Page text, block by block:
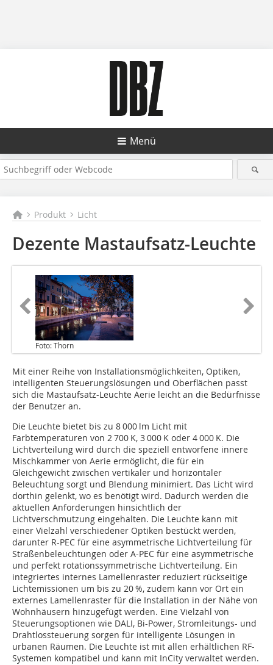
Menü
Produkt Licht
Dezente Mastaufsatz-Leuchte
Foto: Thorn
Mit einer Reihe von Installationsmöglichkeiten, Optiken,
intelligenten Steuerungslösungen und Oberflächen passt
sich die Mastaufsatz-Leuchte Aerie leicht an die Bedürfnisse
der Benutzer an.
Die Leuchte bietet bis zu 8 000 lm Licht mit
Farbtemperaturen von 2 700 K, 3 000 K oder 4 000 K. Die
Lichtverteilung wird durch die speziell entworfene innere
Mischkammer von Aerie ermöglicht, die für ein
Gleichgewicht zwischen vertikaler und horizontaler
Beleuchtung sorgt und Blendung minimiert. Das Licht wird
dorthin gelenkt, wo es benötigt wird. Dadurch werden die
aktuellen Anforderungen hinsichtlich der
Lichtverschmutzung eingehalten. Die Leuchte kann mit
einer Vielzahl verschiedener Optiken bestückt werden,
darunter R-PEC für eine asymmetrische Lichtverteilung für
Straßenbeleuchtungen oder A-PEC für eine asymmetrische
und perfekt rotationssymmetrische Lichtverteilung. Ein
integriertes internes Lamellenraster reduziert rückseitige
Lichtemissionen um bis zu 20 %, zudem kann vor Ort ein
externes Lamellenraster für die Installation in der Nähe von
Wohnhäusern hinzugefügt werden. Eine Vielzahl von
Steuerungsoptionen wie DALI, Bi-Power, Stromleitungs- und
Drahtlossteuerung sorgen für intelligente Lösungen in
urbanen Räumen. Die Leuchte ist mit allen erhältlichen RF-
Systemen kompatibel und kann mit InCity verwaltet werden.